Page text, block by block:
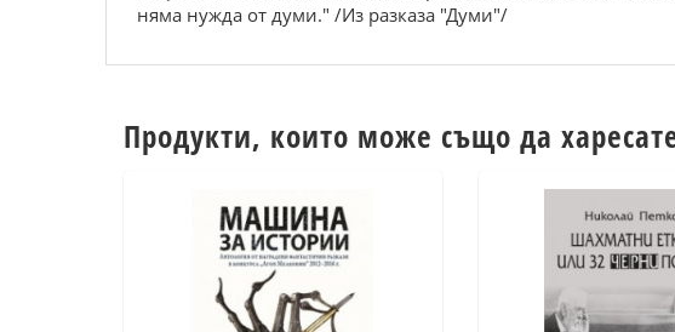
няма нужда от думи." /Из разказа "Думи"/
Продукти, които може също да